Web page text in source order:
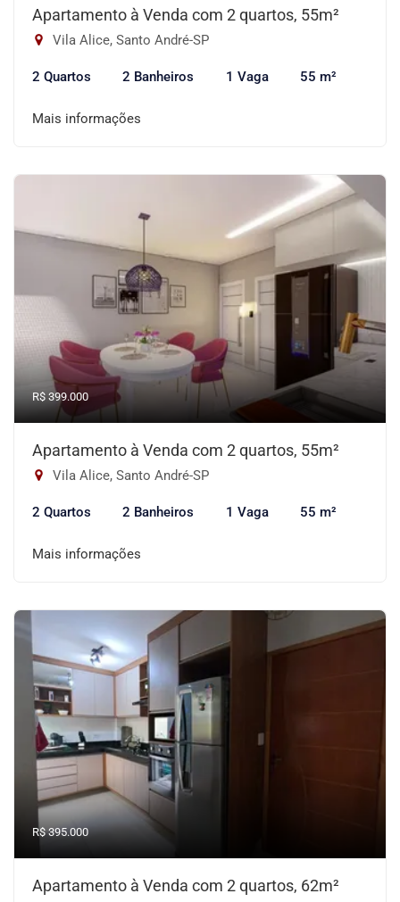
Apartamento à Venda com 2 quartos, 55m²
Vila Alice, Santo André-SP
2 Quartos 2 Banheiros 1 Vaga 55 m²
Mais informações
R$ 399.000
Apartamento à Venda com 2 quartos, 55m²
Vila Alice, Santo André-SP
2 Quartos 2 Banheiros 1 Vaga 55 m²
Mais informações
R$ 395.000
Apartamento à Venda com 2 quartos, 62m²